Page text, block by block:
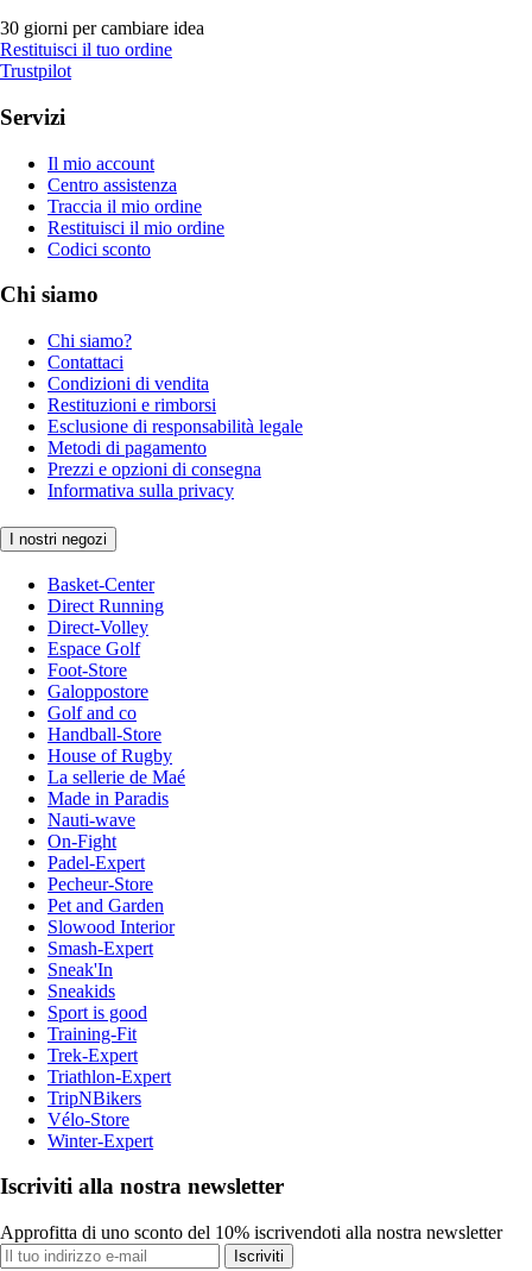
30 giorni per cambiare idea
Restituisci il tuo ordine
Trustpilot
Servizi
Il mio account
Centro assistenza
Traccia il mio ordine
Restituisci il mio ordine
Codici sconto
Chi siamo
Chi siamo?
Contattaci
Condizioni di vendita
Restituzioni e rimborsi
Esclusione di responsabilità legale
Metodi di pagamento
Prezzi e opzioni di consegna
Informativa sulla privacy
I nostri negozi
Basket-Center
Direct Running
Direct-Volley
Espace Golf
Foot-Store
Galoppostore
Golf and co
Handball-Store
House of Rugby
La sellerie de Maé
Made in Paradis
Nauti-wave
On-Fight
Padel-Expert
Pecheur-Store
Pet and Garden
Slowood Interior
Smash-Expert
Sneak'In
Sneakids
Sport is good
Training-Fit
Trek-Expert
Triathlon-Expert
TripNBikers
Vélo-Store
Winter-Expert
Iscriviti alla nostra newsletter
Approfitta di uno sconto del 10% iscrivendoti alla nostra newsletter
Iscriviti